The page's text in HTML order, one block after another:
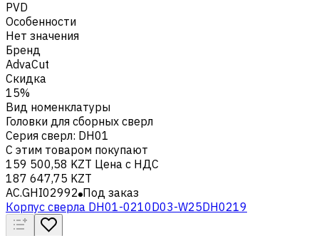
PVD
Особенности
Нет значения
Бренд
AdvaCut
Скидка
15%
Вид номенклатуры
Головки для сборных сверл
Серия сверл: DH01
С этим товаром покупают
159 500,58 KZT Цена с НДС
187 647,75 KZT
AC.GHI02992 Под заказ
Корпус сверла DH01-0210D03-W25DH0219